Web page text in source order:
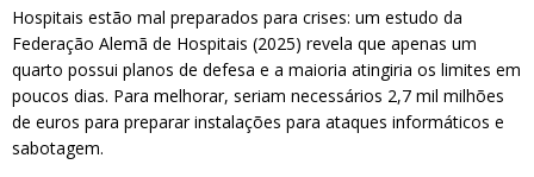
Hospitais estão mal preparados para crises: um estudo da
Federação Alemã de Hospitais (2025) revela que apenas um
quarto possui planos de defesa e a maioria atingiria os limites em
poucos dias. Para melhorar, seriam necessários 2,7 mil milhões
de euros para preparar instalações para ataques informáticos e
sabotagem.